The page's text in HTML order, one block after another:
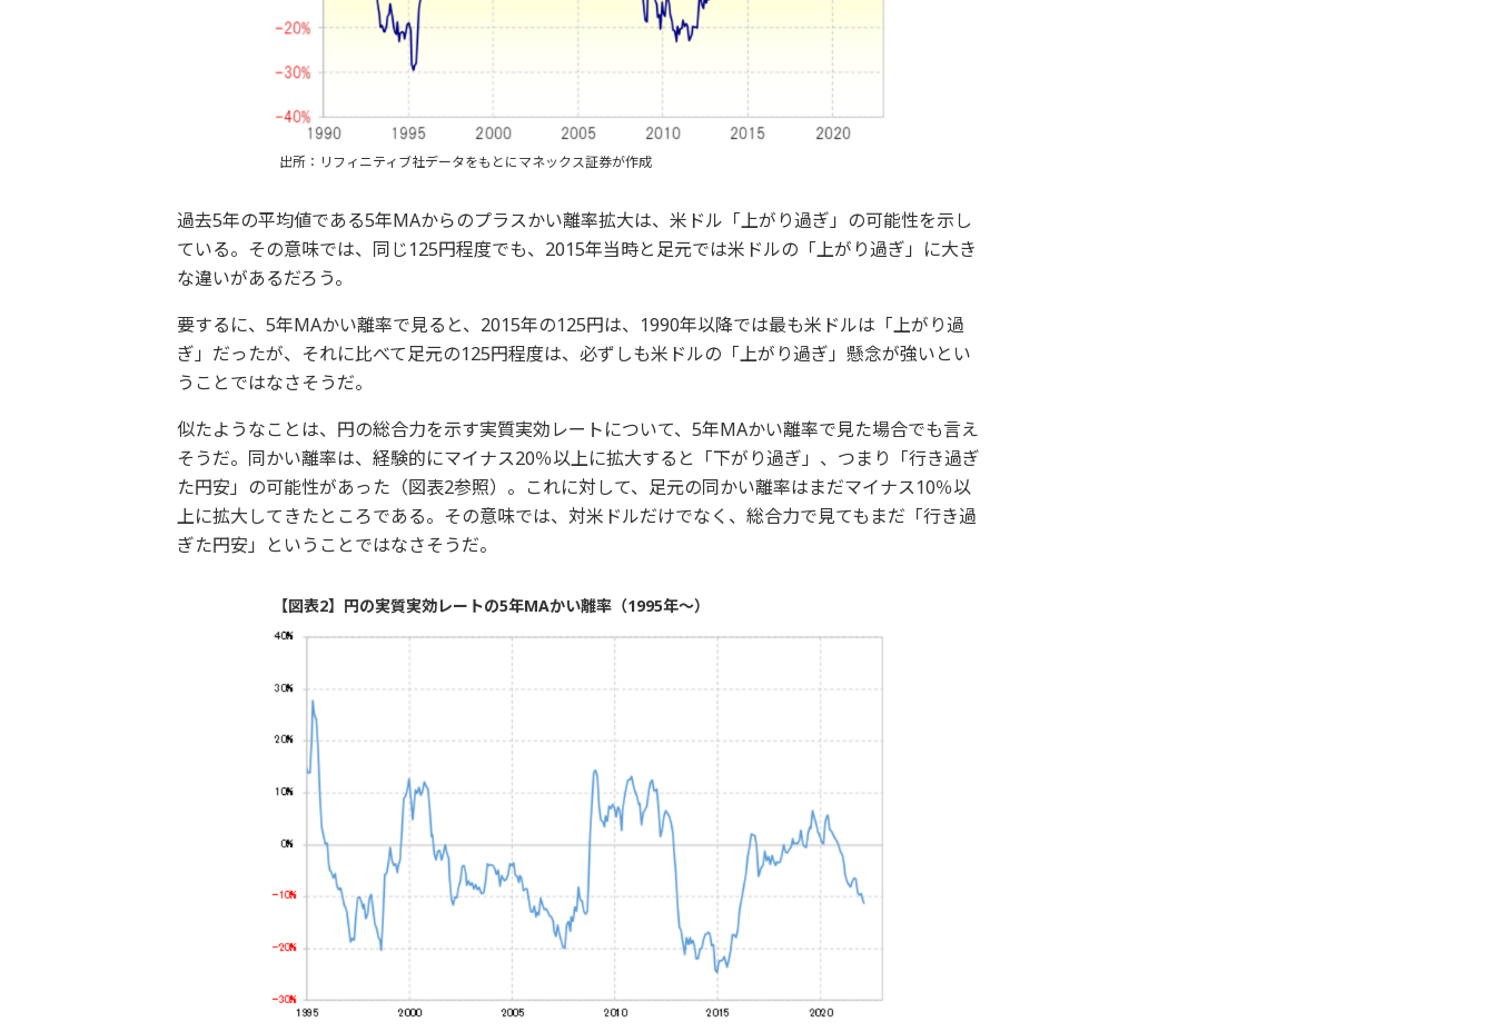
出所：リフィニティブ社データをもとにマネックス証券が作成
過去5年の平均値である5年MAからのプラスかい離率拡大は、米ドル「上がり過ぎ」の可能性を示し
ている。その意味では、同じ125円程度でも、2015年当時と足元では米ドルの「上がり過ぎ」に大き
な違いがあるだろう。
要するに、5年MAかい離率で見ると、2015年の125円は、1990年以降では最も米ドルは「上がり過
ぎ」だったが、それに比べて足元の125円程度は、必ずしも米ドルの「上がり過ぎ」懸念が強いとい
うことではなさそうだ。
似たようなことは、円の総合力を示す実質実効レートについて、5年MAかい離率で見た場合でも言え
そうだ。同かい離率は、経験的にマイナス20％以上に拡大すると「下がり過ぎ」、つまり「行き過ぎ
た円安」の可能性があった（図表2参照）。これに対して、足元の同かい離率はまだマイナス10％以
上に拡大してきたところである。その意味では、対米ドルだけでなく、総合力で見てもまだ「行き過
ぎた円安」ということではなさそうだ。
【図表2】円の実質実効レートの5年MAかい離率（1995年～）